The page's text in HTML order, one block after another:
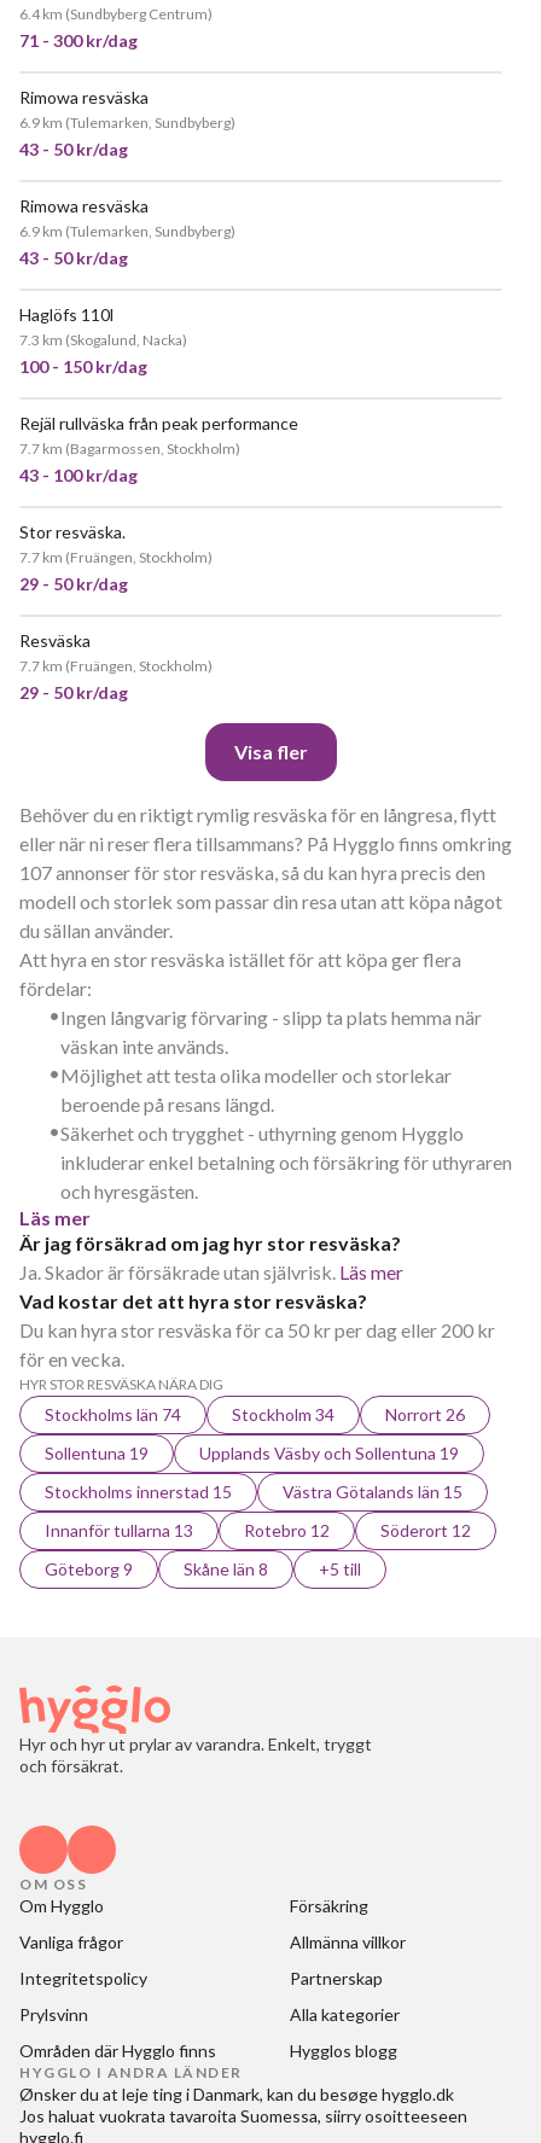
6.4 km (Sundbyberg Centrum)
71 - 300 kr/dag
Rimowa resväska
6.9 km (Tulemarken, Sundbyberg)
43 - 50 kr/dag
Rimowa resväska
6.9 km (Tulemarken, Sundbyberg)
43 - 50 kr/dag
Haglöfs 110l
7.3 km (Skogalund, Nacka)
100 - 150 kr/dag
Rejäl rullväska från peak performance
7.7 km (Bagarmossen, Stockholm)
43 - 100 kr/dag
Stor resväska.
7.7 km (Fruängen, Stockholm)
29 - 50 kr/dag
Resväska
7.7 km (Fruängen, Stockholm)
29 - 50 kr/dag
Visa fler
Behöver du en riktigt rymlig resväska för en långresa, flytt
eller när ni reser flera tillsammans? På Hygglo finns omkring
107 annonser för stor resväska, så du kan hyra precis den
modell och storlek som passar din resa utan att köpa något
du sällan använder.
Att hyra en stor resväska istället för att köpa ger flera
fördelar:
•Ingen långvarig förvaring - slipp ta plats hemma när
väskan inte används.
•Möjlighet att testa olika modeller och storlekar
beroende på resans längd.
•Säkerhet och trygghet - uthyrning genom Hygglo
inkluderar enkel betalning och försäkring för uthyraren
och hyresgästen.
Läs mer
Är jag försäkrad om jag hyr stor resväska?
Ja. Skador är försäkrade utan självrisk. Läs mer
Vad kostar det att hyra stor resväska?
Du kan hyra stor resväska för ca 50 kr per dag eller 200 kr
för en vecka.
HYR STOR RESVÄSKA NÄRA DIG
Stockholms län 74 Stockholm 34
Norrort 26
Sollentuna 19
Upplands Väsby och Sollentuna 19
Stockholms innerstad 15
Västra Götalands län 15
Innanför tullarna 13
Rotebro 12
Söderort 12
Göteborg 9
Skåne län 8 +5 till
Hyr och hyr ut prylar av varandra. Enkelt, tryggt
och försäkrat.
OM OSS
Om Hygglo
Försäkring
Vanliga frågor
Allmänna villkor
Integritetspolicy
Partnerskap
Prylsvinn
Alla kategorier
Områden där Hygglo finns
Hygglos blogg
HYGGLO I ANDRA LÄNDER
Ønsker du at leje ting i Danmark, kan du besøgehygglo.dk
Jos haluat vuokrata tavaroita Suomessa, siirry osoitteeseen
hygglo.fi